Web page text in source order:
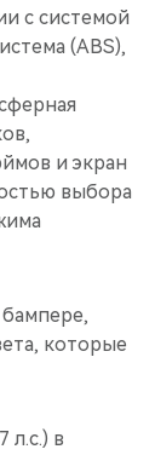
с системой
(ABS),
и экран
выбора
которые
л.с.) в